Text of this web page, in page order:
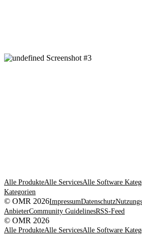
Alle ProdukteAlle ServicesAlle Software
Kategorien
© OMR 2026ImpressumDatenschutz
AnbieterCommunity GuidelinesRSS-Feed
© OMR 2026
Alle ProdukteAlle ServicesAlle Software